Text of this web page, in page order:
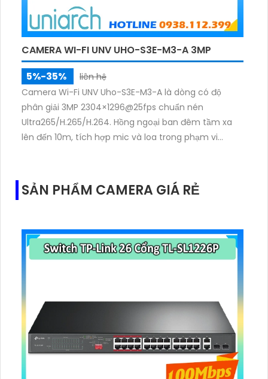
CAMERA WI-FI UNV UHO-S3E-M3-A 3MP
5%-35%
liên hệ
Camera Wi-Fi UNV Uho-S3E-M3-A là dòng có độ
phân giải 3MP 2304×1296@25fps chuẩn nén
Ultra265/H.265/H.264. Hồng ngoại ban đêm tầm xa
lên đến 10m, tích hợp mic và loa trong phạm vi
SẢN PHẨM CAMERA GIÁ RẺ